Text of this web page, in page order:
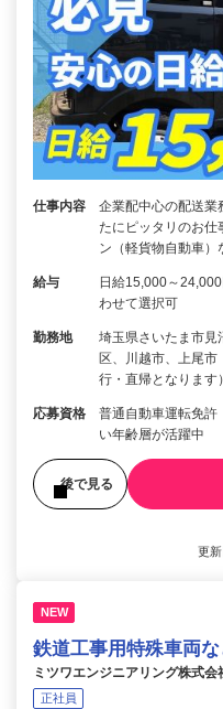
仕事内容
企業配中心の配送業
たにピッタリのお仕
ン（軽貨物自動車
給与
日給15,000～
わせて選択可
勤務地
埼玉県さいたま市見
区、川越市、上尾
行・直帰となります）
応募資格
普通自動車運転免
い年齢層が活躍中
後で見る
更
NEW
鉄道工事用特殊車両
ミツワエンジニアリング株式会
正社員